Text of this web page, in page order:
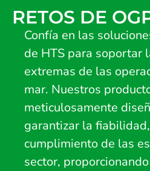
RETOS DE
Confía en las
de HTS para soportar
extremas de las
mar. Nuestros
meticulosamente
garantizar la
cumplimiento de las
sector,